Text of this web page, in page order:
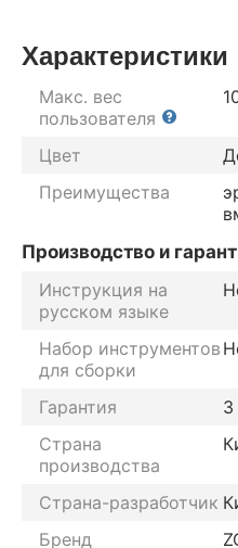
Характеристики
Макс. вес
пользователя
Цвет
Преимущества
Производство и
Инструкция на
русском языке
Набор инструментов
для сборки
Гарантия
3
Страна
производства
Страна-разработчик
Бренд